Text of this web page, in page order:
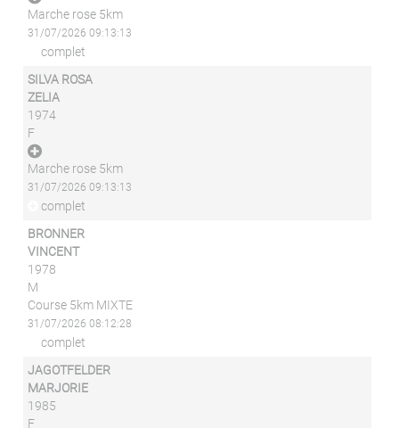
Marche rose 5km
31/07/2026 09:13:13
complet
SILVA ROSA
ZELIA
1974
F
Marche rose 5km
31/07/2026 09:13:13
complet
BRONNER
VINCENT
1978
M
Course 5km MIXTE
31/07/2026 08:12:28
complet
JAGOTFELDER
MARJORIE
1985
F